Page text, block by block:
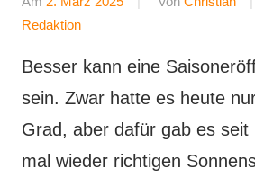
Redaktion
Besser kann eine
sein. Zwar hatte es heute
Grad, aber dafür gab es seit
mal wieder richtigen